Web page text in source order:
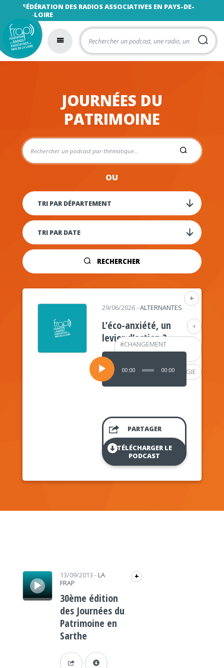
FÉDÉRATION DES RADIOS ASSOCIATIVES EN PAYS-DE-
LA-LOIRE
JOURNÉES DU
PATRIMOINE
OU
RECHERCHER
+
+
#CHANGEMENT
CLIMATIQUE
#PSYCHOLOGIE
29/06/2026-ALTERNANTES
L’éco-anxiété, un
levier d’action ?
Lecteur
audio
00:00 00:00
PARTAGER
TÉLÉCHARGER LE
PODCAST
Lecteur audio 13/09/2013 - LA
FRAP
+
30ème édition
des Journées du
Patrimoine en
Sarthe